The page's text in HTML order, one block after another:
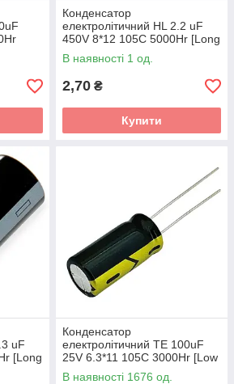
Конденсатор
електролітичний HL 2.2 uF
450V 8*12 105C 5000Hr [Long
Life]
В наявності 1 од.
2,70 ₴
Купити
uF
[Long
Конденсатор
електролітичний TE 100uF
25V 6.3*11 105C 3000Hr [Low
ESR]
В наявності 1676 од.